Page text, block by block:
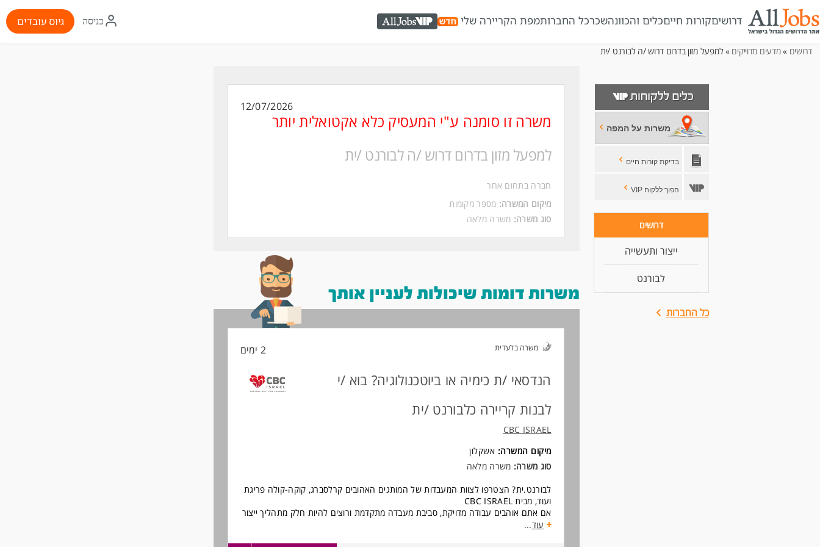
דרושיםקורות חייםכלים והכוונהשכרכל החברותמפת הקריירה שלי AllJobs VIP
איקון
התחברות
כניסה גיוס עובדים
דרושים »מדעים מדוייקים » למפעל מזון בדרום דרוש /ה לבורנט /ית
משרות על המפה
בדיקת קורות חיים
הפוך ללקוח VIP
דרושים
ייצור ותעשייה
לבורנט
כל החברות
12/07/2026
משרה זו סומנה ע"י המעסיק כלא אקטואלית יותר
למפעל מזון בדרום דרוש /ה לבורנט /ית
חברה בתחום אחר
מיקום המשרה: מספר מקומות
סוג משרה: משרה מלאה
משרות דומות שיכולות לעניין אותך
משרה בלעדית 2 ימים
הנדסאי /ת כימיה או ביוטכנולוגיה? בוא /י
לבנות קריירה כלבורנט /ית
CBC ISRAEL
מיקום המשרה: אשקלון
סוג משרה: משרה מלאה
לבורנט.ית? הצטרפו לצוות המעבדות של המותגים האהובים קרלסברג, קוקה-קולה פריגת
ועוד, מבית CBC ISRAEL
אם אתם אוהבים עבודה מדויקת, סביבת מעבדה מתקדמת ורוצים להיות חלק מתהליך ייצור
הבירה והמשקאות המובילים בישראל - זו ההזדמנות שלכם!
עוד...